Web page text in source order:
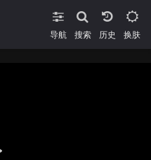
导航 搜索 换肤